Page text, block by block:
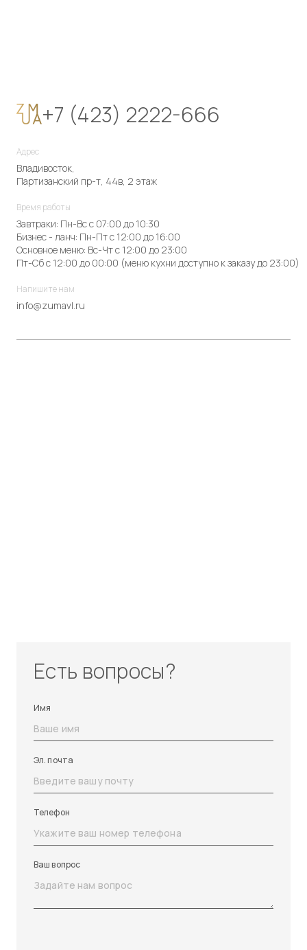
+7 (423) 2222-666
Адрес
Владивосток,
Партизанский пр-т, 44в, 2 этаж
Время работы
Завтраки: Пн-Вс с 07:00 до 10:30
Бизнес - ланч: Пн-Пт с 12:00 до 16:00
Основное меню: Вс-Чт с 12:00 до 23:00
Пт-Сб с 12:00 до 00:00 (меню кухни доступно к заказу до 23:00)
Напишите нам
info@zumavl.ru
Есть вопросы?
Имя
Эл. почта
Телефон
Ваш вопрос